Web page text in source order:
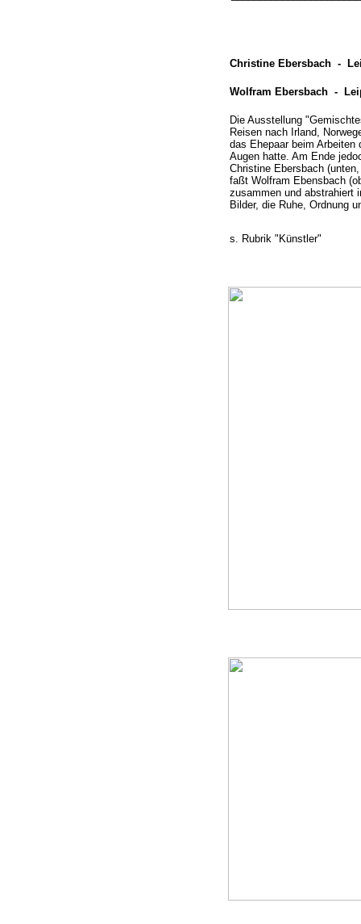
Christine Ebersbach -
Wolfram Ebersbach -
Die Ausstellung
Reisen nach Irland,
das Ehepaar beim
Augen hatte. Am Ende
Christine Ebersbach
faßt Wolfram Ebensbach
zusammen und abstrahiert
Bilder, die Ruhe, Ordnung
s. Rubrik "Künstler"